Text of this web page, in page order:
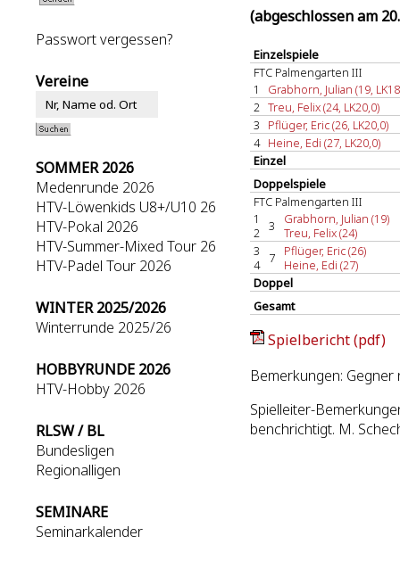
Passwort vergessen?
Vereine
SOMMER 2026
Medenrunde 2026
HTV-Löwenkids U8+/U10 26
HTV-Pokal 2026
HTV-Summer-Mixed Tour 26
HTV-Padel Tour 2026
WINTER 2025/2026
Winterrunde 2025/26
HOBBYRUNDE 2026
HTV-Hobby 2026
RLSW / BL
Bundesligen
Regionalligen
SEMINARE
Seminarkalender
(abgeschlossen am
Einzelspiele
FTC Palmengarten III
1
Grabhorn, Julian (19,
2 Treu, Felix (24, LK20,0)
3
Pflüger, Eric (26, LK20,0)
4 Heine, Edi (27, LK20,0)
Einzel
Doppelspiele
FTC Palmengarten III
1
2 3
Grabhorn, Julian (19)
Treu, Felix (24)
3
4
7
Pflüger, Eric (26)
Heine, Edi (27)
Doppel
Gesamt
Spielbericht (pdf)
Bemerkungen:
Spielleiter-
benchrichtigt. M.